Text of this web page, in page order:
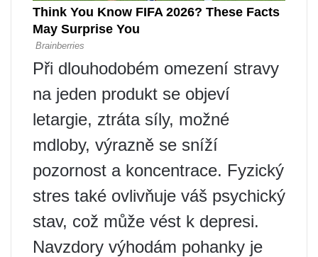
Při dlouhodobém omezení stravy
na jeden produkt se objeví
letargie, ztráta síly, možné
mdloby, výrazně se sníží
pozornost a koncentrace. Fyzický
stres také ovlivňuje váš psychický
stav, což může vést k depresi.
Navzdory výhodám pohanky je